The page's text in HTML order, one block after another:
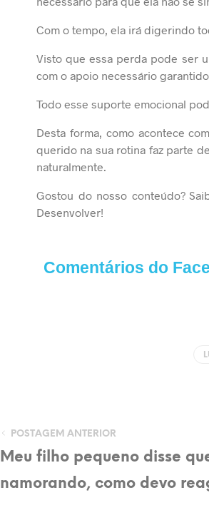
Com o tempo, ela irá digerindo
Visto que essa perda pode ser
com o apoio necessário garantido.
Todo esse suporte emocional
Desta forma, como acontece
querido na sua rotina faz parte
naturalmente.
Gostou do nosso conteúdo?
Desenvolver!
Comentários do
POSTAGEM ANTERIOR
Meu filho pequeno disse
namorando, como devo